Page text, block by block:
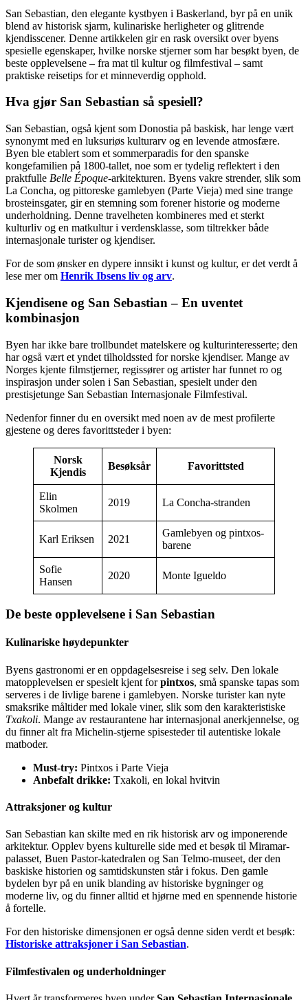
San Sebastian, den elegante kystbyen i Baskerland, byr på en unik
blend av historisk sjarm, kulinariske herligheter og glitrende
kjendisscener. Denne artikkelen gir en rask oversikt over byens
spesielle egenskaper, hvilke norske stjerner som har besøkt byen, de
beste opplevelsene – fra mat til kultur og filmfestival – samt
praktiske reisetips for et minneverdig opphold.
Hva gjør San Sebastian så spesiell?
San Sebastian, også kjent som Donostia på baskisk, har lenge vært
synonymt med en luksuriøs kulturarv og en levende atmosfære.
Byen ble etablert som et sommerparadis for den spanske
kongefamilien på 1800-tallet, noe som er tydelig reflektert i den
praktfulle Belle Époque-arkitekturen. Byens vakre strender, slik som
La Concha, og pittoreske gamlebyen (Parte Vieja) med sine trange
brosteinsgater, gir en stemning som forener historie og moderne
underholdning. Denne travelheten kombineres med et sterkt
kulturliv og en matkultur i verdensklasse, som tiltrekker både
internasjonale turister og kjendiser.
For de som ønsker en dypere innsikt i kunst og kultur, er det verdt å
lese mer om Henrik Ibsens liv og arv.
Kjendisene og San Sebastian – En uventet
kombinasjon
Byen har ikke bare trollbundet matelskere og kulturinteresserte; den
har også vært et yndet tilholdssted for norske kjendiser. Mange av
Norges kjente filmstjerner, regissører og artister har funnet ro og
inspirasjon under solen i San Sebastian, spesielt under den
prestisjetunge San Sebastian Internasjonale Filmfestival.
Nedenfor finner du en oversikt med noen av de mest profilerte
gjestene og deres favorittsteder i byen:
Norsk
Kjendis
Besøksår Favorittsted
Elin
Skolmen
2019 La Concha-stranden
Karl Eriksen 2021
Gamlebyen og pintxos-
barene
Sofie
Hansen
2020 Monte Igueldo
De beste opplevelsene i San Sebastian
Kulinariske høydepunkter
Byens gastronomi er en oppdagelsesreise i seg selv. Den lokale
matopplevelsen er spesielt kjent forpintxos, små spanske tapas som
serveres i de livlige barene i gamlebyen. Norske turister kan nyte
smaksrike måltider med lokale viner, slik som den karakteristiske
Txakoli. Mange av restaurantene har internasjonal anerkjennelse, og
du finner alt fra Michelin-stjerne spisesteder til autentiske lokale
matboder.
Must-try: Pintxos i Parte Vieja
Anbefalt drikke: Txakoli, en lokal hvitvin
Attraksjoner og kultur
San Sebastian kan skilte med en rik historisk arv og imponerende
arkitektur. Opplev byens kulturelle side med et besøk til Miramar-
palasset, Buen Pastor-katedralen og San Telmo-museet, der den
baskiske historien og samtidskunsten står i fokus. Den gamle
bydelen byr på en unik blanding av historiske bygninger og
moderne liv, og du finner alltid et hjørne med en spennende historie
å fortelle.
For den historiske dimensjonen er også denne siden verdt et besøk:
Historiske attraksjoner i San Sebastian.
Filmfestivalen og underholdninger